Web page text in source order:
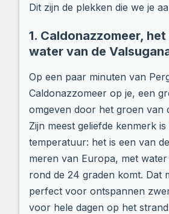
Dit zijn de plekken die we je
1. Caldonazzomeer,
water van de
Op een paar minuten van
Caldonazzomeer op je, een
omgeven door het groen van
Zijn meest geliefde kenmerk is
temperatuur: het is een van
meren van Europa, met
rond de 24 graden komt. Dat
perfect voor ontspannen
voor hele dagen op het